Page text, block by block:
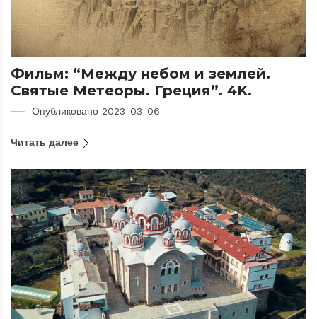
Фильм: “Между небом и землей.
Святые Метеоры. Греция”. 4K.
Опубликовано 2023-03-06
Читать далее